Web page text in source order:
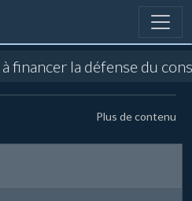
à financer la défense du
Plus de contenu